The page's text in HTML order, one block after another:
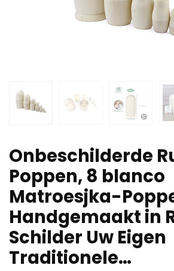
Onbeschilderde
Poppen, 8 blanco
Matroesjka-
Handgemaakt in
Schilder Uw Eigen
Traditionele…